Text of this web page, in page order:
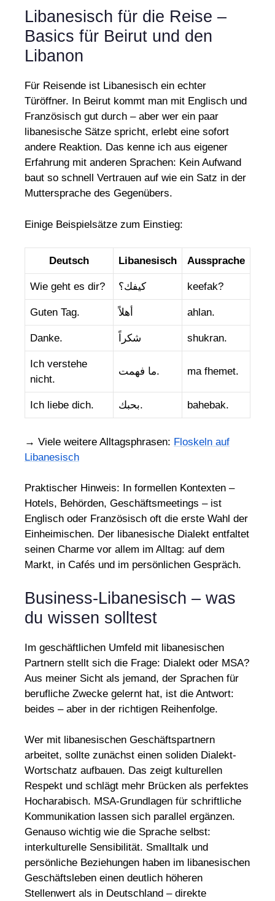
Libanesisch für die Reise –
Basics für Beirut und den
Libanon
Für Reisende ist Libanesisch ein echter
Türöffner. In Beirut kommt man mit Englisch und
Französisch gut durch – aber wer ein paar
libanesische Sätze spricht, erlebt eine sofort
andere Reaktion. Das kenne ich aus eigener
Erfahrung mit anderen Sprachen: Kein Aufwand
baut so schnell Vertrauen auf wie ein Satz in der
Muttersprache des Gegenübers.
Einige Beispielsätze zum Einstieg:
Deutsch Libanesisch Aussprache
Wie geht es dir? كيفك؟ keefak?
Guten Tag. أهلاً ahlan.
Danke. شكراً shukran.
Ich verstehe
nicht.
ما فهمت. ma fhemet.
Ich liebe dich. بحبك. bahebak.
→ Viele weitere Alltagsphrasen: Floskeln auf
Libanesisch
Praktischer Hinweis: In formellen Kontexten –
Hotels, Behörden, Geschäftsmeetings – ist
Englisch oder Französisch oft die erste Wahl der
Einheimischen. Der libanesische Dialekt entfaltet
seinen Charme vor allem im Alltag: auf dem
Markt, in Cafés und im persönlichen Gespräch.
Business-Libanesisch – was
du wissen solltest
Im geschäftlichen Umfeld mit libanesischen
Partnern stellt sich die Frage: Dialekt oder MSA?
Aus meiner Sicht als jemand, der Sprachen für
berufliche Zwecke gelernt hat, ist die Antwort:
beides – aber in der richtigen Reihenfolge.
Wer mit libanesischen Geschäftspartnern
arbeitet, sollte zunächst einen soliden Dialekt-
Wortschatz aufbauen. Das zeigt kulturellen
Respekt und schlägt mehr Brücken als perfektes
Hocharabisch. MSA-Grundlagen für schriftliche
Kommunikation lassen sich parallel ergänzen.
Genauso wichtig wie die Sprache selbst:
interkulturelle Sensibilität. Smalltalk und
persönliche Beziehungen haben im libanesischen
Geschäftsleben einen deutlich höheren
Stellenwert als in Deutschland – direkte